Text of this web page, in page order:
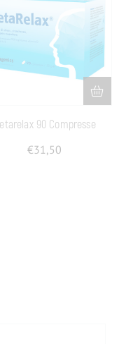
90 Compresse
€31,50